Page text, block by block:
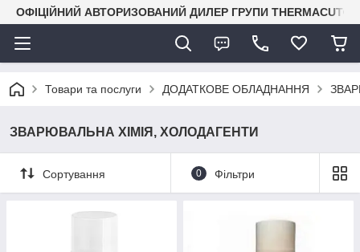
ОФІЦІЙНИЙ АВТОРИЗОВАНИЙ ДИЛЕР ГРУПИ THERMACUT® В
Товари та послуги ДОДАТКОВЕ ОБЛАДНАННЯ
ЗВАРЮВАЛЬНА ХІМІЯ, ХОЛОДАГЕНТИ
Сортування 0 Фільтри